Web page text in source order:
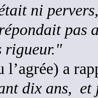
rigueur."
l’agrée) a
dix ans,